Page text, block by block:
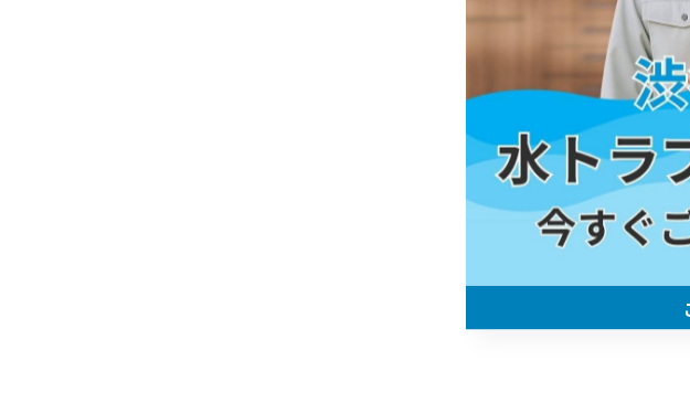
#平塚市